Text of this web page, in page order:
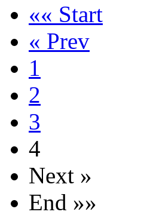
«« Start
« Prev
1
2
3
4
Next »
End »»